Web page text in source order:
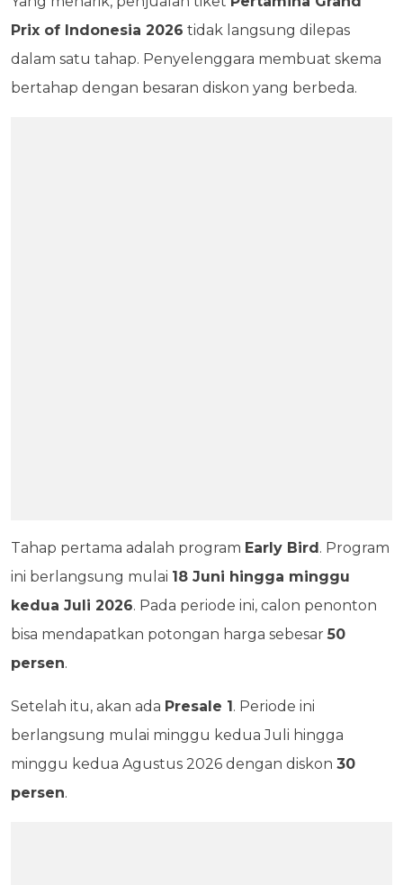
Prix of Indonesia 2026 tidak langsung dilepas
dalam satu tahap. Penyelenggara membuat skema
bertahap dengan besaran diskon yang berbeda.
Tahap pertama adalah program Early Bird. Program
ini berlangsung mulai 18 Juni hingga minggu
kedua Juli 2026. Pada periode ini, calon penonton
bisa mendapatkan potongan harga sebesar 50
persen.
Setelah itu, akan ada Presale 1. Periode ini
berlangsung mulai minggu kedua Juli hingga
minggu kedua Agustus 2026 dengan diskon 30
persen.